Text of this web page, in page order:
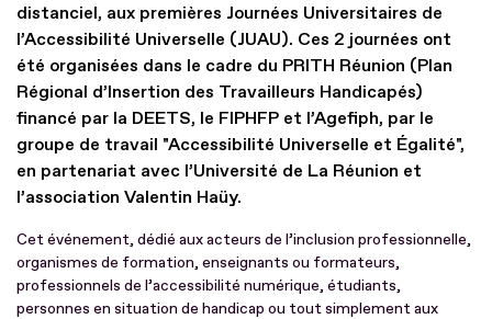
distanciel, aux premières Journées Universitaires de
l’Accessibilité Universelle (JUAU). Ces 2 journées ont
été organisées dans le cadre du PRITH Réunion (Plan
Régional d’Insertion des Travailleurs Handicapés)
financé par la DEETS, le FIPHFP et l’Agefiph, par le
groupe de travail "Accessibilité Universelle et Égalité",
en partenariat avec l’Université de La Réunion et
l’association Valentin Haüy.
Cet événement, dédié aux acteurs de l’inclusion professionnelle,
organismes de formation, enseignants ou formateurs,
professionnels de l’accessibilité numérique, étudiants,
personnes en situation de handicap ou tout simplement aux